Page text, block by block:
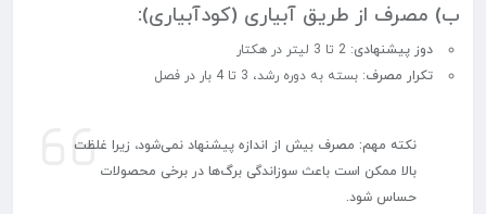
ب) مصرف از طریق آبیاری (کودآبیاری):
دوز پیشنهادی: 2 تا 3 لیتر در هکتار
تکرار مصرف: بسته به دوره رشد، 3 تا 4 بار در فصل
نکته مهم: مصرف بیش از اندازه پیشنهاد نمی‌شود، زیرا غلظت
بالا ممکن است باعث سوزاندگی برگ‌ها در برخی محصولات
حساس شود.